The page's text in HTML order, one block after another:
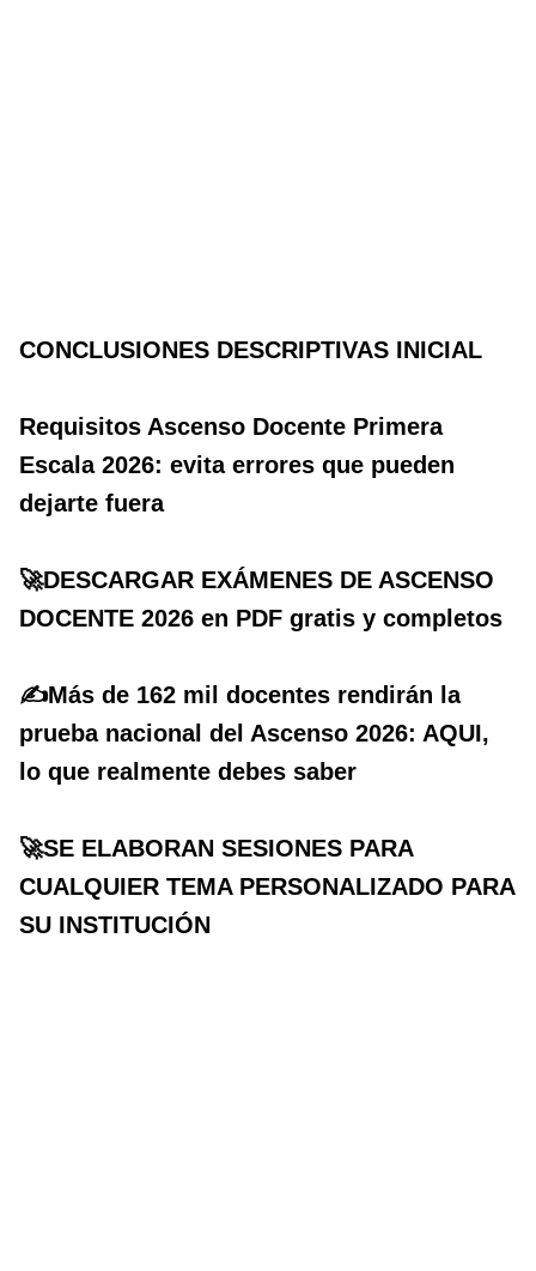
CONCLUSIONES DESCRIPTIVAS INICIAL
Requisitos Ascenso Docente Primera
Escala 2026: evita errores que pueden
dejarte fuera
🚀DESCARGAR EXÁMENES DE ASCENSO
DOCENTE 2026 en PDF gratis y completos
✍️Más de 162 mil docentes rendirán la
prueba nacional del Ascenso 2026: AQUI,
lo que realmente debes saber
🚀SE ELABORAN SESIONES PARA
CUALQUIER TEMA PERSONALIZADO PARA
SU INSTITUCIÓN